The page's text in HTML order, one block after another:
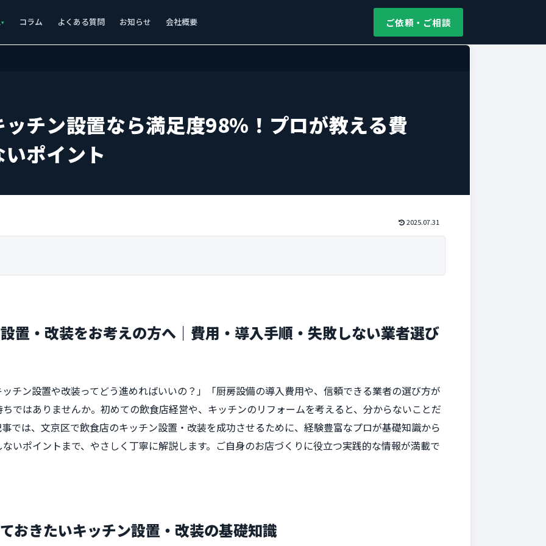
ご依頼・ご相談
コラム よくある質問 お知らせ 会社概要
チン設置なら満足度98％！プロが教える費
ポイント
2025.07.31
置・改装をお考えの方へ｜費用・導入手順・失敗しない業者選び
チン設置や改装ってどう進めればいいの？」「厨房設備の導入費用や、信頼できる業者の選び方が
ではありませんか。初めての飲食店経営や、キッチンのリフォームを考えると、分からないことだ
では、文京区で飲食店のキッチン設置・改装を成功させるために、経験豊富なプロが基礎知識から
いポイントまで、やさしく丁寧に解説します。ご自身のお店づくりに役立つ実践的な情報が満載で
おきたいキッチン設置・改装の基礎知識